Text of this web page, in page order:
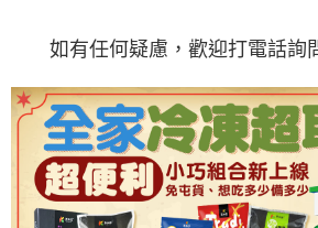
如有任何疑慮，歡迎打電話詢